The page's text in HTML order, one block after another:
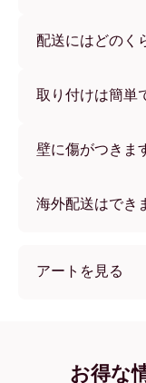
フレームカラーか
配送にはどのく
用いただけます。
取り付けは簡単
をつけないため、
壁に傷がつきま
海外配送はでき
アートを見る
Vase withお得な